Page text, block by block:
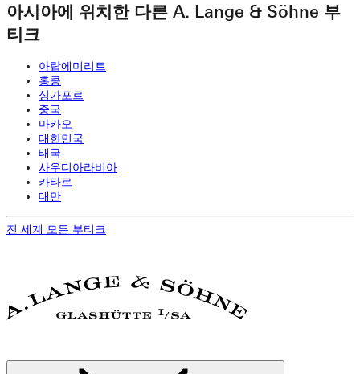
아시아에 위치한 다른 A. Lange & Söhne 부
티크
아랍에미리트
홍콩
싱가포르
중국
마카오
대한민국
태국
사우디아라비아
카타르
대만
전 세계 모든 부티크